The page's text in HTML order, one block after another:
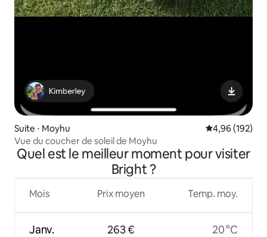
Suite ⋅ Moyhu Évaluation
4,96 (192)
Vue du coucher de soleil de Moyhu
Quel est le meilleur moment pour visiter
Bright ?
Mois
Janv.
Prix moyen
263 €
Temp. moy.
20 °C